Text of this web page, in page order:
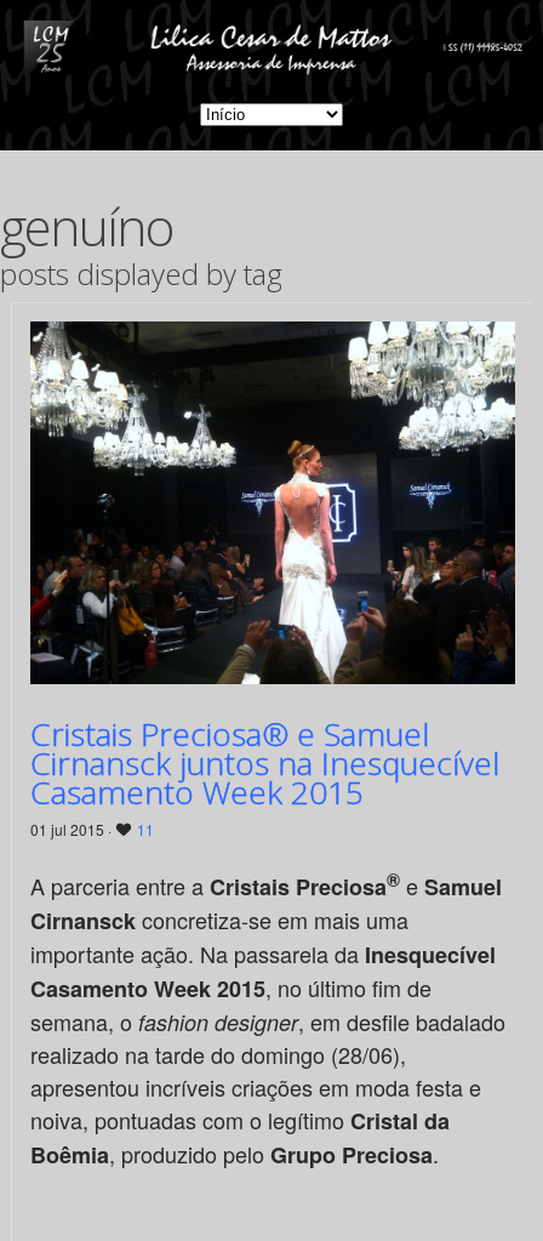
genuíno
posts displayed by tag
Cristais Preciosa® e Samuel
Cirnansck juntos na Inesquecível
Casamento Week 2015
01 jul 2015 · 11
A parceria entre aCristais Preciosa®eSamuel
Cirnansckconcretiza-se em mais uma
importante ação. Na passarela da Inesquecível
Casamento Week 2015, no último fim de
semana, o fashion designer, em desfile badalado
realizado na tarde do domingo (28/06),
apresentou incríveis criações em moda festa e
noiva, pontuadas com o legítimo Cristal da
Boêmia, produzido pelo Grupo Preciosa.